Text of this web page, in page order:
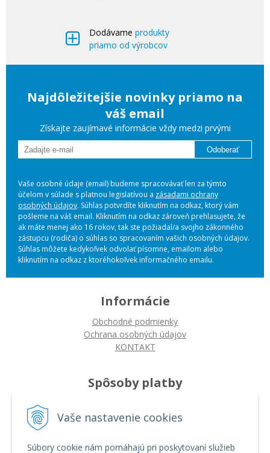
Vaše nastavenie cookies
Súbory cookie nám pomáhajú pri poskytovaní služieb
Dodávame produkty
priamo od výrobcov
Najdôležitejšie novinky priamo na
váš email
Získajte zaujímavé informácie vždy medzi prvými
Odoberať
Vaše osobné údaje (email) budeme spracovávať len za týmto
účelom v súlade s platnou legislatívou a zásadami ochrany
osobných údajov. Súhlas potvrdíte kliknutím na odkaz, ktorý vám
pošleme na váš email. Kliknutím na odkaz zároveň prehlasujete, že
ak máte menej ako 16 rokov, tak ste požiadal/a svojho zákonného
zástupcu (rodiča) o súhlas so spracovaním vašich osobných údajov.
Súhlas môžete kedykoľvek odvolať písomne, emailom alebo
kliknutím na odkaz z ktoréhokoľvek informačného emailu.
Informácie
Obchodné podmienky
Ochrana osobných údajov
KONTAKT
Spôsoby platby
Platba bankovým prevodom